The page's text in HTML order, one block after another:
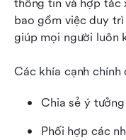
thông tin và hợp tác
bao gồm việc duy
giúp mọi người luôn
Các khía cạnh
Chia sẻ ý
Phối hợp các